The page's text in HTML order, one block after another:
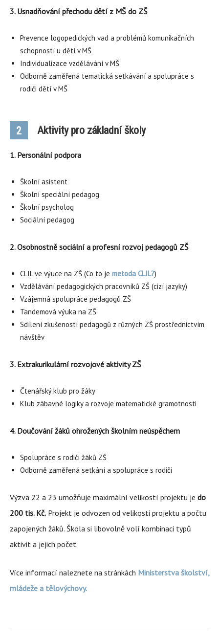
3. Usnadňování přechodu dětí z MŠ do ZŠ
Prevence logopedických vad a problémů komunikačních
schopností u dětí v MŠ
Individualizace vzdělávání v MŠ
Odborně zaměřená tematická setkávání a spolupráce s
rodiči dětí v MŠ
2 Aktivity pro základní školy
1. Personální podpora
Školní asistent
Školní speciální pedagog
Školní psycholog
Sociální pedagog
2. Osobnostně sociální a profesní rozvoj pedagogů ZŠ
CLIL ve výuce na ZŠ (Co to je metoda CLIL?)
Vzdělávání pedagogických pracovníků ZŠ (cizí jazyky)
Vzájemná spolupráce pedagogů ZŠ
Tandemová výuka na ZŠ
Sdílení zkušeností pedagogů z různých ZŠ prostřednictvím
návštěv
3. Extrakurikulární rozvojové aktivity ZŠ
Čtenářský klub pro žáky
Klub zábavné logiky a rozvoje matematické gramotnosti
4. Doučování žáků ohrožených školním neúspěchem
Spolupráce s rodiči žáků ZŠ
Odborně zaměřená setkání a spolupráce s rodiči
Výzva 22 a 23 umožňuje maximální velikostí projektu je do
200 tis. Kč. Projekt je odvozen od velikosti projektu a počtu
zapojených žáků. Škola si libovolně volí kombinaci typů
aktivit a jejich počet.
Více informací naleznete na stránkách Ministerstva školství,
mládeže a tělovýchovy.